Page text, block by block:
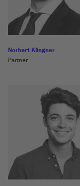
Norbert Klingner
Partner